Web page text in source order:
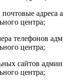
адреса
центра;
телефонов
центра;
сайтов
центра;